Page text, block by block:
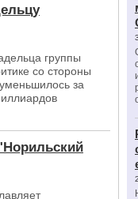
группы
со стороны
за